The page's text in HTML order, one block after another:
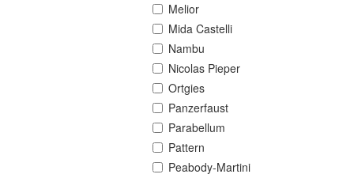
Melior
Mida Castelli
Nambu
Nicolas Pieper
Ortgies
Panzerfaust
Parabellum
Pattern
Peabody-Martini